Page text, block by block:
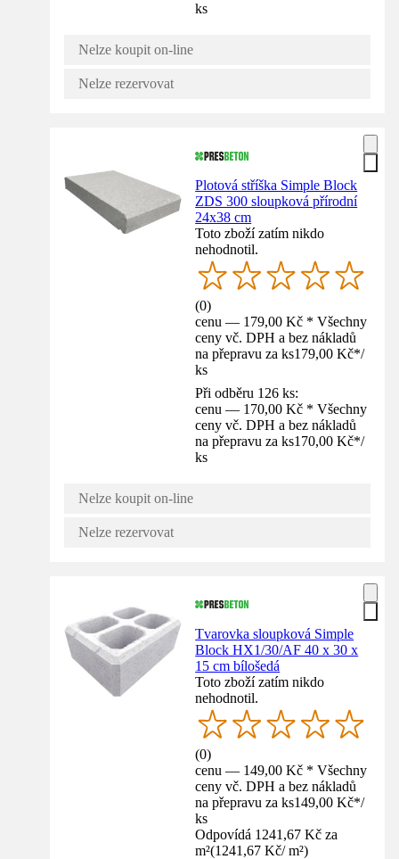
ks
Nelze koupit on-line
Nelze rezervovat
Plotová stříška Simple Block
ZDS 300 sloupková přírodní
24x38 cm
Toto zboží zatím nikdo
nehodnotil.
(0)
cenu — 179,00 Kč * Všechny
ceny vč. DPH a bez nákladů
na přepravu za ks179,00 Kč*/
ks
Při odběru 126 ks:
cenu — 170,00 Kč * Všechny
ceny vč. DPH a bez nákladů
na přepravu za ks170,00 Kč*/
ks
Nelze koupit on-line
Nelze rezervovat
Tvarovka sloupková Simple
Block HX1/30/AF 40 x 30 x
15 cm bílošedá
Toto zboží zatím nikdo
nehodnotil.
(0)
cenu — 149,00 Kč * Všechny
ceny vč. DPH a bez nákladů
na přepravu za ks149,00 Kč*/
ks
Odpovídá 1241,67 Kč za
m²(1241,67 Kč/ m²)